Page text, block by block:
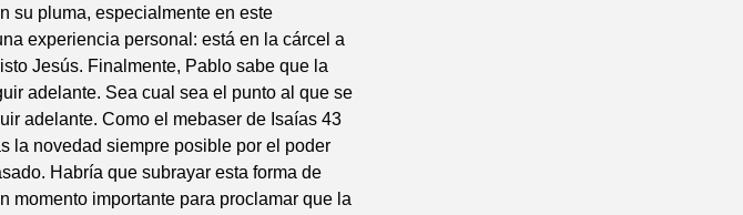
su pluma, especialmente en este
experiencia personal: está en la cárcel a
Jesús. Finalmente, Pablo sabe que la
adelante. Sea cual sea el punto al que se
adelante. Como el mebaser de Isaías 43
la novedad siempre posible por el poder
Habría que subrayar esta forma de
momento importante para proclamar que la